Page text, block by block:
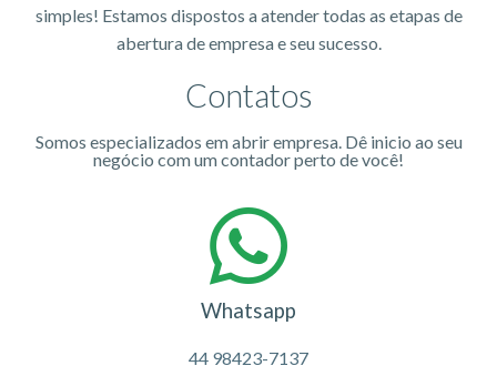
simples! Estamos dispostos a atender todas as etapas de
abertura de empresa e seu sucesso.
Contatos
Somos especializados em abrir empresa. Dê inicio ao seu
negócio com um contador perto de você!
Whatsapp
44 98423-7137